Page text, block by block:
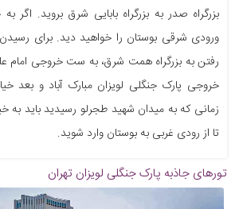
بزرگراه صدر به بزرگراه بابایی شرق بروید. اگر
ورودی شرقی بوستان را خواهید دید. برای
رفتن به بزرگراه همت شرق، به ست خروجی امام
خروجی پارک جنگلی لویزان مبارک آباد و بعد
زمانی که به میدان شهید طجرلو رسیدید باید به
تا از رودی غربی به بوستان وارد شوید.
تورهای جاذبه پارک جنگلی لویزان تهران